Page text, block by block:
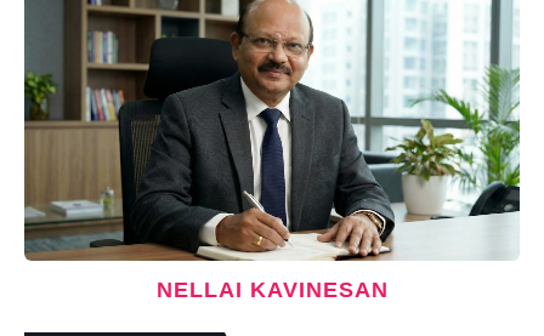
NELLAI KAVINESAN